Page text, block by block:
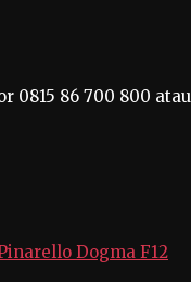
0815 86 700 800 atau
Dogma F12